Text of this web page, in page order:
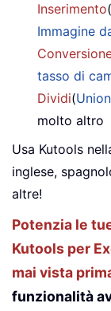
Inserimento(
Immagine
tasso di
Dividi(
molto altro
Usa Kutools
inglese,
altre!
Potenzia le
Kutools per
mai vista
funzionalità